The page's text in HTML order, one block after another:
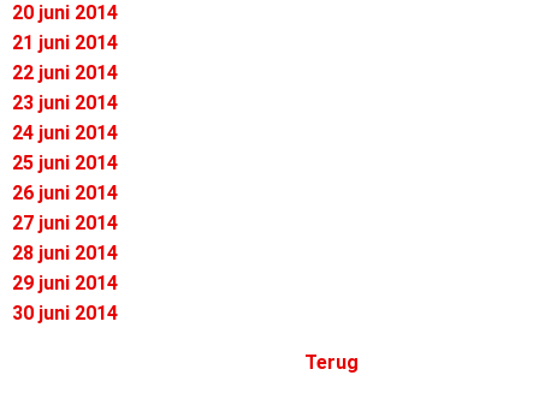
20 juni 2014
21 juni 2014
22 juni 2014
23 juni 2014
24 juni 2014
25 juni 2014
26 juni 2014
27 juni 2014
28 juni 2014
29 juni 2014
30 juni 2014
Terug